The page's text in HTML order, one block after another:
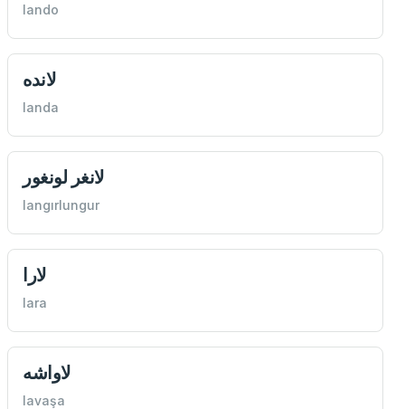
lando
لانده
landa
لانغر لونغور
langırlungur
لارا
lara
لاواشه
lavaşa